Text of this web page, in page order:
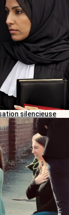
silencieuse